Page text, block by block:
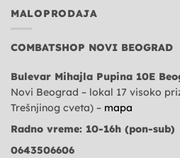
MALOPRODAJA
COMBATSHOP NOVI BEOGRAD
Bulevar Mihajla Pupina 10E
Novi Beograd – lokal 17 visoko
Trešnjinog cveta) – mapa
Radno vreme: 10-16h (pon-sub)
0643506606